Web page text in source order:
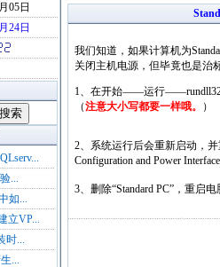
05日
24日
...
如...
立VP...
时...
...
我们知道，如果计算机为
关闭主机电源，但毕竟也是治
1、在开始——运行
（注意大小写都要一样哦。 ）
2、系统运行后会重新启动，
Configuration and Power
3、删除“Standard PC”，重启